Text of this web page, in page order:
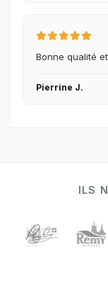
Bonne qualité
Pierrine J.
ILS